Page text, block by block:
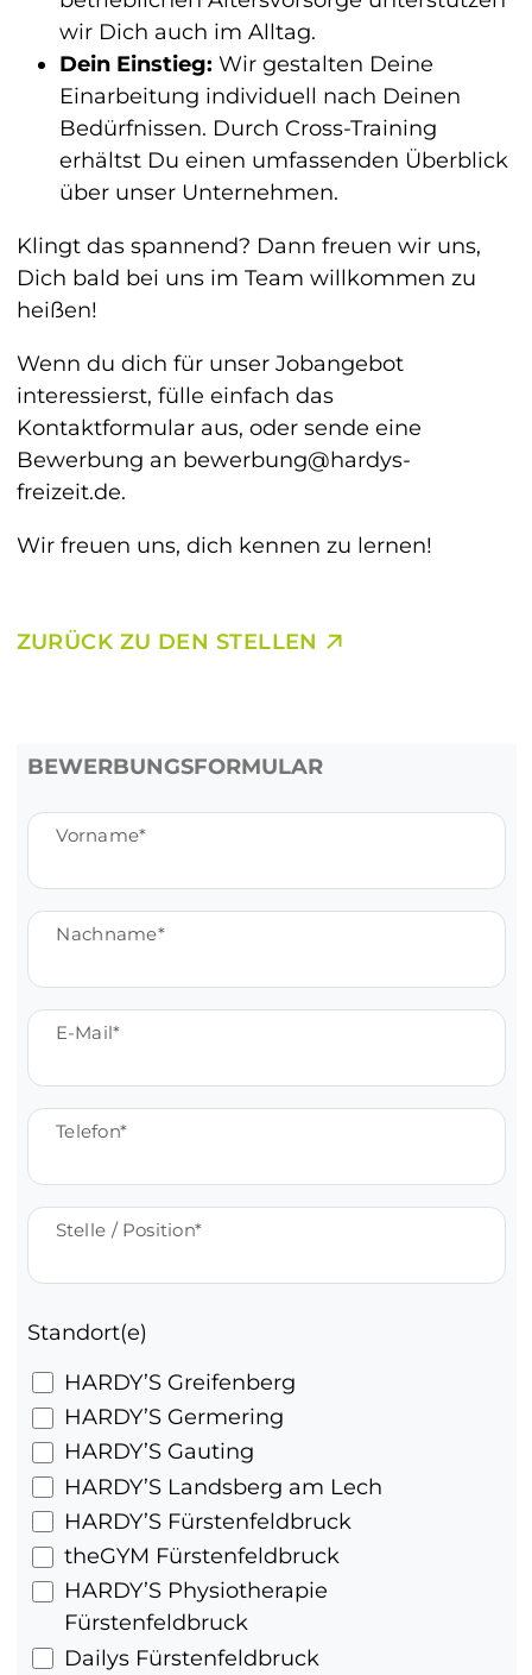
wir Dich auch im Alltag.
Dein Einstieg: Wir gestalten Deine
Einarbeitung individuell nach Deinen
Bedürfnissen. Durch Cross-Training
erhältst Du einen umfassenden Überblick
über unser Unternehmen.
Klingt das spannend? Dann freuen wir uns,
Dich bald bei uns im Team willkommen zu
heißen!
Wenn du dich für unser Jobangebot
interessierst, fülle einfach das
Kontaktformular aus, oder sende eine
Bewerbung an bewerbung@hardys-
freizeit.de.
Wir freuen uns, dich kennen zu lernen!
ZURÜCK ZU DEN STELLEN
BEWERBUNGSFORMULAR
Vorname
Nachname
E-Mail
Telefon
Stelle / Position
Standort(e)
HARDY’S Greifenberg
HARDY’S Germering
HARDY’S Gauting
HARDY’S Landsberg am Lech
HARDY’S Fürstenfeldbruck
theGYM Fürstenfeldbruck
HARDY’S Physiotherapie
Fürstenfeldbruck
Dailys Fürstenfeldbruck